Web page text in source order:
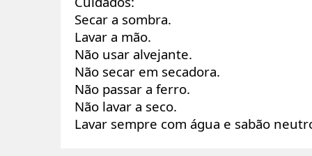
Secar a sombra.
Lavar a mão.
Não usar alvejante.
Não secar em secadora.
Não passar a ferro.
Não lavar a seco.
Lavar sempre com água e sabão